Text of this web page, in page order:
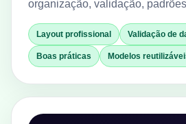
organização, validação,
Layout profissional Validação de
Boas práticas Modelos